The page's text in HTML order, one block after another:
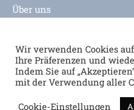
Über uns
Impressum
Datenschutzerklärung
Wir verwenden Cookies
Ihre Präferenzen und
Indem Sie auf
mit der Verwendung aller
Cookie-Einstellungen